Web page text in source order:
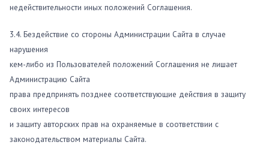
недействительности иных положений Соглашения.
3.4. Бездействие со стороны Администрации Сайта в случае
нарушения
кем-либо из Пользователей положений Соглашения не лишает
Администрацию Сайта
права предпринять позднее соответствующие действия в защиту
своих интересов
и защиту авторских прав на охраняемые в соответствии с
законодательством материалы Сайта.